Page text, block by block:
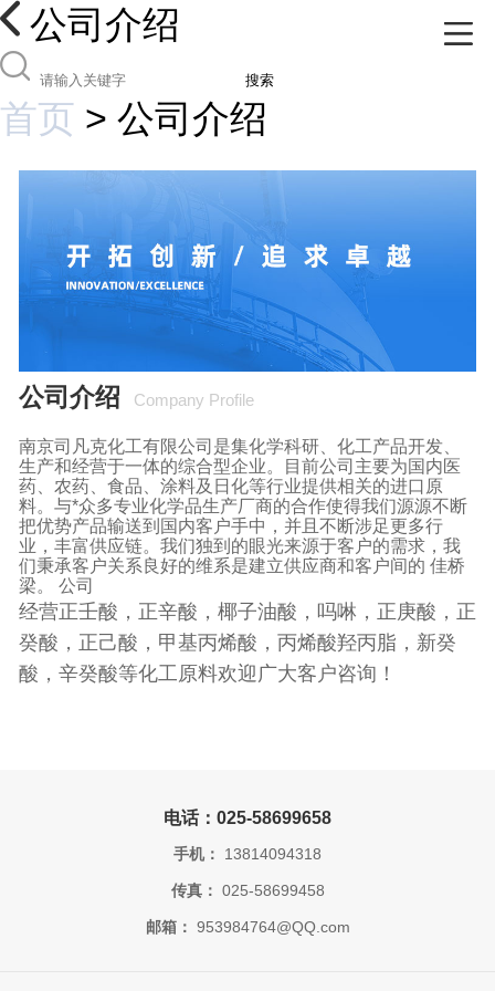
公司介绍
搜索
首页 > 公司介绍
公司介绍 Company Profile
南京司凡克化工有限公司是集化学科研、化工产品开发、
生产和经营于一体的综合型企业。目前公司主要为国内医
药、农药、食品、涂料及日化等行业提供相关的进口原
料。与*众多专业化学品生产厂商的合作使得我们源源不断
把优势产品输送到国内客户手中，并且不断涉足更多行
业，丰富供应链。我们独到的眼光来源于客户的需求，我
们秉承客户关系良好的维系是建立供应商和客户间的 佳桥
梁。 公司
经营正壬酸，正辛酸，椰子油酸，吗啉，正庚酸，正
癸酸，正己酸，甲基丙烯酸，丙烯酸羟丙脂，新癸
酸，辛癸酸等化工原料欢迎广大客户咨询！
电话：025-58699658
手机： 13814094318
传真： 025-58699458
邮箱： 953984764@QQ.com